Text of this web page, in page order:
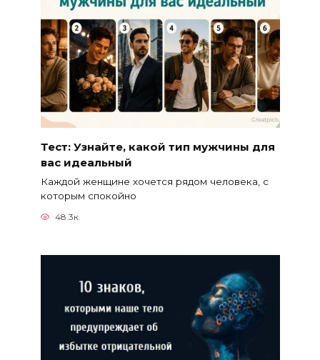
Тест: Узнайте, какой тип мужчины для
вас идеальный
Каждой женщине хочется рядом человека, с
которым спокойно
48.3к.